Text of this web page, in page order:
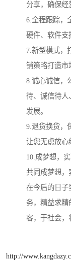
分享，确保经
6.全程跟踪，
硬件、软件支
7.新型模式，
销策略打造市
8.诚心诚信，
待、诚信待人
发展。
9.退货换货，
让您无虑放心
10.成梦想，
共同成梦想，
在今后的日子
务，精益求
客，于社会，
http://